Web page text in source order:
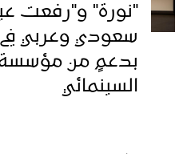
"نورة" و"رفعت
سعودي وعربي
بدعمٍ من مؤسسة
السينمائي